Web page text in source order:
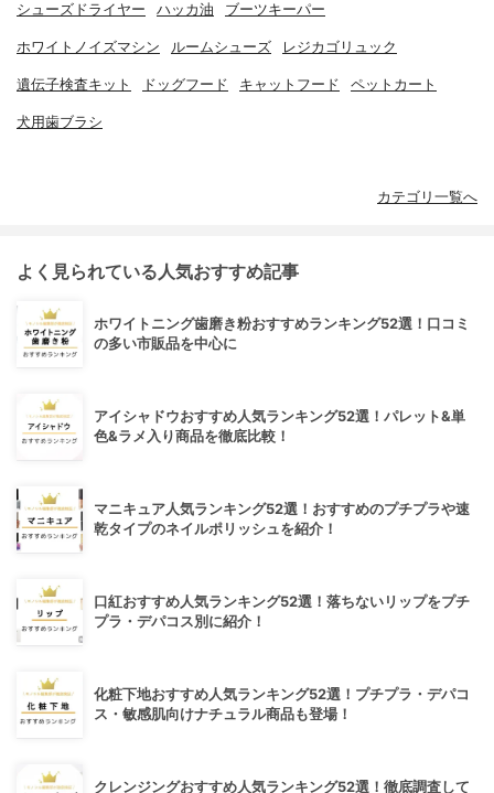
シューズドライヤー ハッカ油 ブーツキーパー
ホワイトノイズマシン ルームシューズ レジカゴリュック
遺伝子検査キット ドッグフード キャットフード ペットカート
犬用歯ブラシ
カテゴリ一覧へ
よく見られている人気おすすめ記事
ホワイトニング歯磨き粉おすすめランキング52選！口コミ
の多い市販品を中心に
アイシャドウおすすめ人気ランキング52選！パレット&単
色&ラメ入り商品を徹底比較！
マニキュア人気ランキング52選！おすすめのプチプラや速
乾タイプのネイルポリッシュを紹介！
口紅おすすめ人気ランキング52選！落ちないリップをプチ
プラ・デパコス別に紹介！
化粧下地おすすめ人気ランキング52選！プチプラ・デパコ
ス・敏感肌向けナチュラル商品も登場！
クレンジングおすすめ人気ランキング52選！徹底調査して